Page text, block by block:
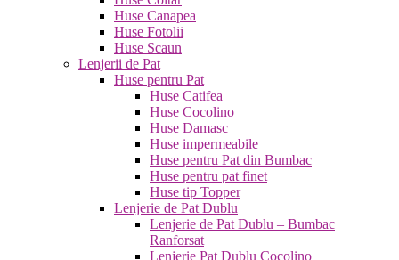
Huse Canapea
Huse Fotolii
Huse Scaun
Lenjerii de Pat
Huse pentru Pat
Huse Catifea
Huse Cocolino
Huse Damasc
Huse impermeabile
Huse pentru Pat din Bumbac
Huse pentru pat finet
Huse tip Topper
Lenjerie de Pat Dublu
Lenjerie de Pat Dublu – Bumbac
Ranforsat
Lenjerie Pat Dublu Cocolino